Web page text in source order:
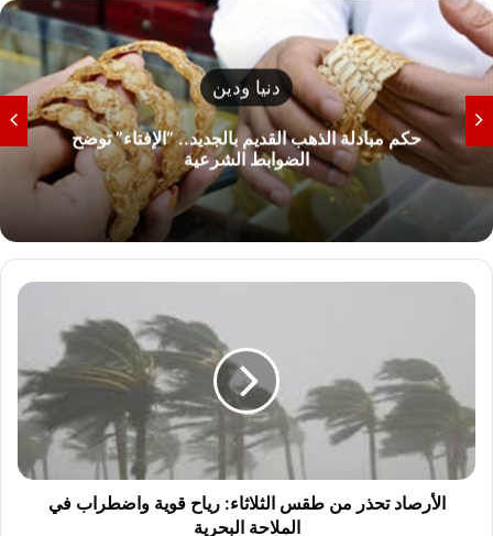
ودين
بالجديد.. “الإفتاء” توضح
الشرعية
في مصر مع
ا
ا
د
ت
ح
الأرصاد تحذر من طقس الثلاثاء: رياح قوية واضطراب في
الملاحة البحرية